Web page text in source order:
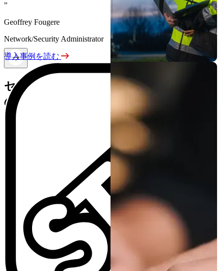
”
Geoffrey Fougere
Network/Security Administrator
導入事例を読む
セキュリティレジリエンス実現への次
の一歩
お問い合わせ
TrendAI™ による防御強化と安全な AI 活用の加速につい
て、セキュリティ専門家がご説明します。‌